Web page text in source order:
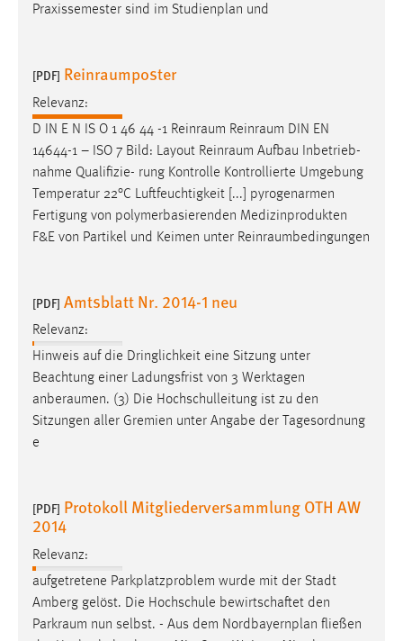
Praxissemester sind im Studienplan und
[PDF] Reinraumposter
Relevanz:
D IN E N IS O 1 46 44 -1 Reinraum Reinraum DIN EN
14644-1 – ISO 7 Bild: Layout Reinraum Aufbau Inbetrieb-
nahme Qualifizie- rung Kontrolle Kontrollierte Umgebung
Temperatur 22°C Luftfeuchtigkeit [...] pyrogenarmen
Fertigung von polymerbasierenden Medizinprodukten
F&E von Partikel und Keimen unter Reinraumbedingungen
[PDF] Amtsblatt Nr. 2014-1 neu
Relevanz:
Hinweis auf die Dringlichkeit eine Sitzung unter
Beachtung einer Ladungsfrist von 3 Werktagen
anberaumen. (3) Die Hochschulleitung ist zu den
Sitzungen aller Gremien unter Angabe der Tagesordnung
e
[PDF] Protokoll Mitgliederversammlung OTH AW
2014
Relevanz:
aufgetretene Parkplatzproblem wurde mit der Stadt
Amberg gelöst. Die Hochschule bewirtschaftet den
Parkraum nun selbst. - Aus dem Nordbayernplan fließen